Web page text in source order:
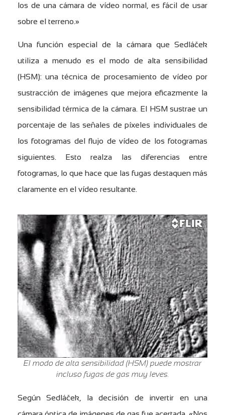
los de una cámara de vídeo normal, es fácil de usar
sobre el terreno.»
Una función especial de la cámara que Sedláček
utiliza a menudo es el modo de alta sensibilidad
(HSM): una técnica de procesamiento de vídeo por
sustracción de imágenes que mejora eficazmente la
sensibilidad térmica de la cámara. El HSM sustrae un
porcentaje de las señales de píxeles individuales de
los fotogramas del flujo de vídeo de los fotogramas
siguientes. Esto realza las diferencias entre
fotogramas, lo que hace que las fugas destaquen más
claramente en el vídeo resultante.
El modo de alta sensibilidad (HSM) puede mostrar
incluso fugas de gas muy leves.
Según Sedláček, la decisión de invertir en una